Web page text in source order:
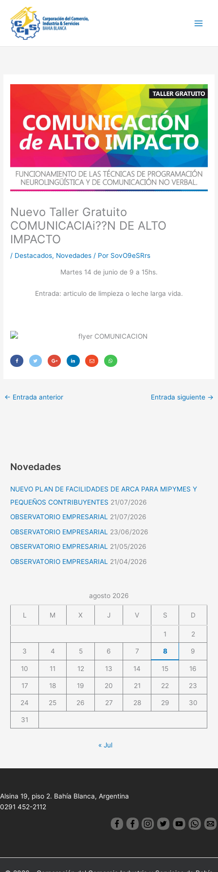
contenido
Nuevo Taller Gratuito
COMUNICACIAi??N DE ALTO
IMPACTO
/ Destacados, Novedades / Por SovO9eSRrs
Martes 14 de junio de 9 a 15hs.
Entrada: articulo de limpieza o leche larga vida.
← Entrada anterior Entrada siguiente →
Novedades
NUEVO PLAN DE FACILIDADES DE ARCA PARA MIPYMES Y
PEQUEÑOS CONTRIBUYENTES 21/07/2026
OBSERVATORIO EMPRESARIAL 21/07/2026
OBSERVATORIO EMPRESARIAL
23/06/2026
OBSERVATORIO EMPRESARIAL 21/05/2026
OBSERVATORIO EMPRESARIAL
21/04/2026
agosto 2026
L M X J V S D
1 2
3 4 5 6 7 8 9
10 11 12 13 14 15 16
17 18 19 20 21 22 23
24 25 26 27 28 29 30
31
« Jul
Alsina 19, piso 2. Bahía Blanca, Argentina
0291 452-2112